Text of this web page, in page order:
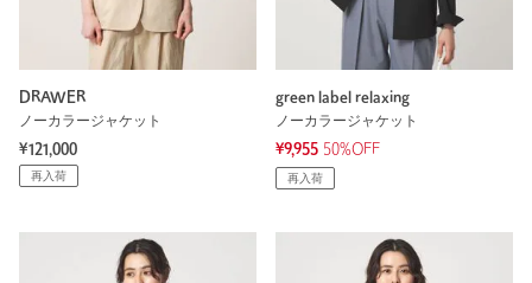
DRAWER
ノーカラージャケット
¥121,000
再入荷
green label relaxing
ノーカラージャケット
¥9,955 50%OFF
再入荷